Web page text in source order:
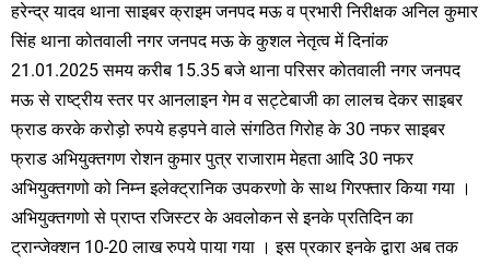
हरेन्द्र यादव थाना साइबर क्राइम जनपद मऊ व प्रभारी निरीक्षक अनिल कुमार
सिंह थाना कोतवाली नगर जनपद मऊ के कुशल नेतृत्व में दिनांक
21.01.2025 समय करीब 15.35 बजे थाना परिसर कोतवाली नगर जनपद
मऊ से राष्ट्रीय स्तर पर आनलाइन गेम व सट्टेबाजी का लालच देकर साइबर
फ्राड करके करोड़ो रुपये हड़पने वाले संगठित गिरोह के 30 नफर साइबर
फ्राड अभियुक्तगण रोशन कुमार पुत्र राजाराम मेहता आदि 30 नफर
अभियुक्तगणो को निम्न इलेक्ट्रानिक उपकरणो के साथ गिरफ्तार किया गया ।
अभियुक्तगणो से प्राप्त रजिस्टर के अवलोकन से इनके प्रतिदिन का
ट्रान्जेक्शन 10-20 लाख रुपये पाया गया । इस प्रकार इनके द्वारा अब तक